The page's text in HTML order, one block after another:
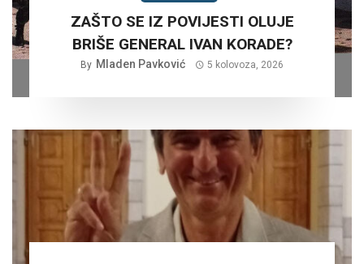
ZAŠTO SE IZ POVIJESTI OLUJE
BRIŠE GENERAL IVAN KORADE?
By Mladen Pavković 5 kolovoza, 2026